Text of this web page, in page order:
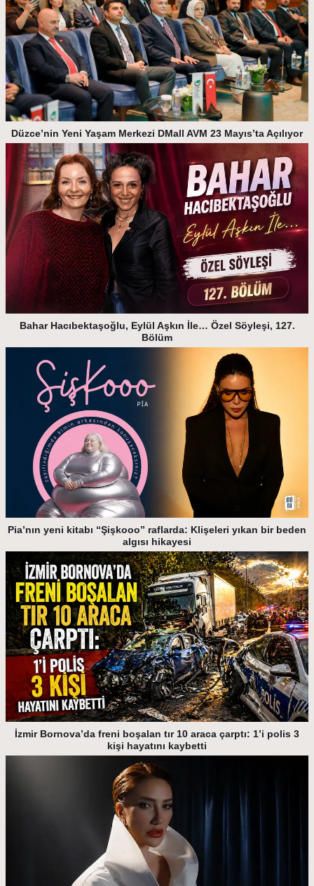
Düzce’nin Yeni Yaşam Merkezi DMall AVM 23 Mayıs’ta Açılıyor
Bahar Hacıbektaşoğlu, Eylül Aşkın İle… Özel Söyleşi, 127.
Bölüm
Pia’nın yeni kitabı “Şişkooo” raflarda: Klişeleri yıkan bir beden
algısı hikayesi
İzmir Bornova’da freni boşalan tır 10 araca çarptı: 1’i polis 3
kişi hayatını kaybetti